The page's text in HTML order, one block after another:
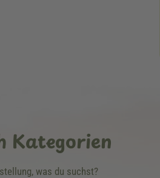
Kategorien
was du suchst?